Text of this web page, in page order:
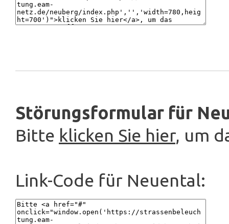
Störungsformular für
Bitte klicken Sie hier, um
Link-Code für Neuental: